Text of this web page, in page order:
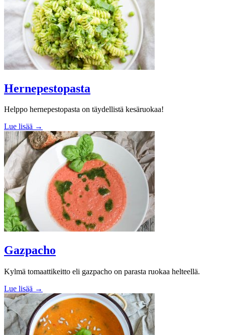
Hernepestopasta
Helppo hernepestopasta on täydellistä kesäruokaa!
Lue lisää →
Gazpacho
Kylmä tomaattikeitto eli gazpacho on parasta ruokaa helteellä.
Lue lisää →